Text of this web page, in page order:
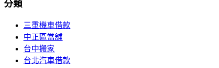
分類
三重機車借款
中正區當舖
台中搬家
台北汽車借款